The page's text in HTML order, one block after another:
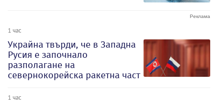
1 час
Украйна твърди, че в Западна
Русия е започнало
разполагане на
севернокорейска ракетна част
1 час